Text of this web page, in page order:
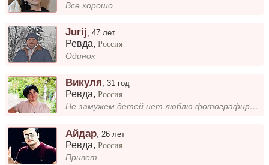
Все хорошо
Jurij ,47 лет
Ревда,Россия
Одинок
Викуля,31 год
Ревда,Россия
Не замужем детей нет люблю фотографироваться и на видео сниматься
Айдар 26 лет
Ревда,Россия
Привет